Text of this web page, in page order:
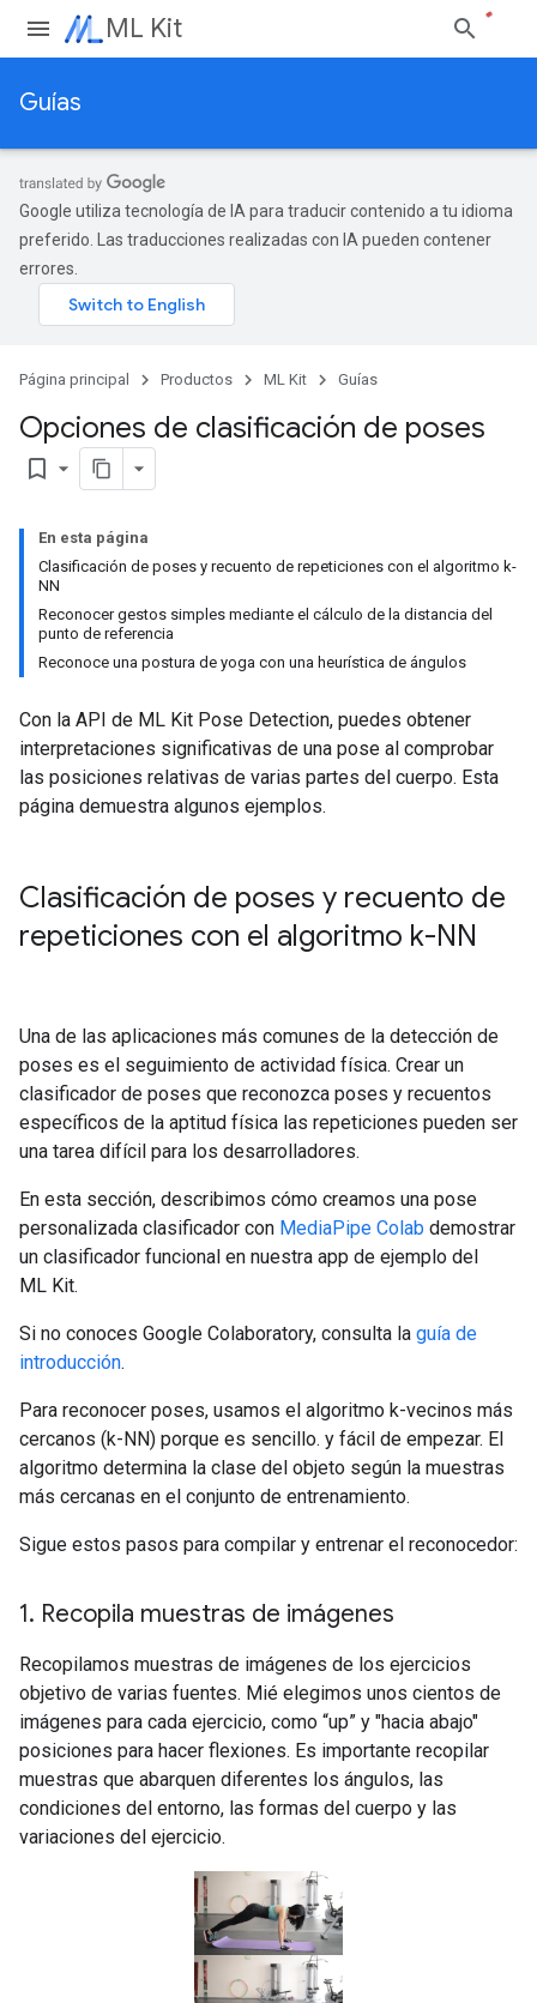
ML Kit
Guías
Google utiliza tecnología de IA para traducir contenido a tu idioma
preferido. Las traducciones realizadas con IA pueden contener
errores.
Página principal Productos ML Kit Guías
Opciones de clasificación de poses
bookmark_border
En esta página
Clasificación de poses y recuento de repeticiones con el algoritmo k-
NN
Reconocer gestos simples mediante el cálculo de la distancia del
punto de referencia
Reconoce una postura de yoga con una heurística de ángulos
Con la API de ML Kit Pose Detection, puedes obtener
interpretaciones significativas de una pose al comprobar
las posiciones relativas de varias partes del cuerpo. Esta
página demuestra algunos ejemplos.
Clasificación de poses y recuento de
repeticiones con el algoritmo k-NN
Una de las aplicaciones más comunes de la detección de
poses es el seguimiento de actividad física. Crear un
clasificador de poses que reconozca poses y recuentos
específicos de la aptitud física las repeticiones pueden ser
una tarea difícil para los desarrolladores.
En esta sección, describimos cómo creamos una pose
personalizada clasificador con MediaPipe Colab demostrar
un clasificador funcional en nuestra app de ejemplo del
ML Kit.
Si no conoces Google Colaboratory, consulta la guía de
introducción.
Para reconocer poses, usamos el algoritmo k-vecinos más
cercanos (k-NN) porque es sencillo. y fácil de empezar. El
algoritmo determina la clase del objeto según la muestras
más cercanas en el conjunto de entrenamiento.
Sigue estos pasos para compilar y entrenar el reconocedor:
1. Recopila muestras de imágenes
Recopilamos muestras de imágenes de los ejercicios
objetivo de varias fuentes. Mié elegimos unos cientos de
imágenes para cada ejercicio, como “up” y "hacia abajo"
posiciones para hacer flexiones. Es importante recopilar
muestras que abarquen diferentes los ángulos, las
condiciones del entorno, las formas del cuerpo y las
variaciones del ejercicio.